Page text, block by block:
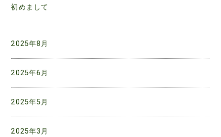
ゲ
シ
ョ
初めまして
2025年8月
2025年6月
2025年5月
2025年3月